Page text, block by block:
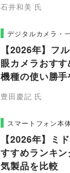
石井和美 氏
デジタルカメラ・
【2026年】フ
眼カメラおす
機種の使い勝
豊田慶記 氏
スマートフォン本
【2026年】ミ
すすめランキ
気製品を比較